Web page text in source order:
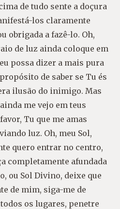
de tudo sente a doçura
los claramente
obrigada a fazê-lo. Oh,
de luz ainda coloque em
possa dizer a mais pura
de saber se Tu és
ilusão do inimigo. Mas
me vejo em teus
Tu que me amas
luz. Oh, meu Sol,
quero entrar no centro,
completamente afundada
ou Sol Divino, deixe que
de mim, siga-me de
os lugares, penetre